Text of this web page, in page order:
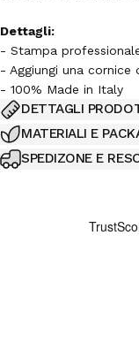
Dettagli:
- Stampa
- Aggiungi una
- 100% Made in Italy
DETTAGLI
MATERIALI E
SPEDIZONE E